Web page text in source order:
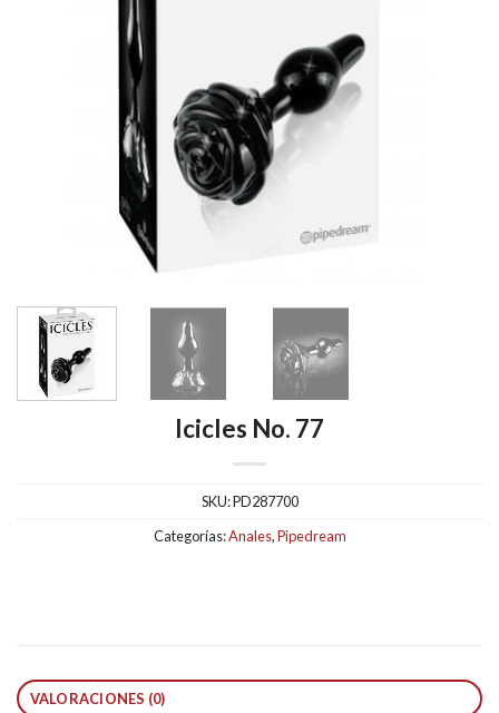
Icicles No. 77
SKU:PD287700
Categorías:Anales,Pipedream
VALORACIONES (0)